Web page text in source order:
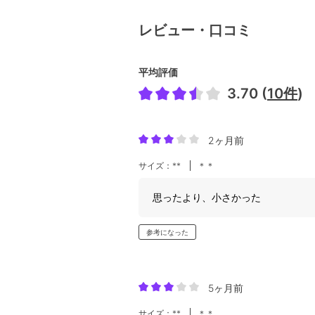
レビュー・口コミ
平均評価
3.70 (10件)
2ヶ月前
サイズ：** ＊＊
思ったより、小さかった
参考になった
5ヶ月前